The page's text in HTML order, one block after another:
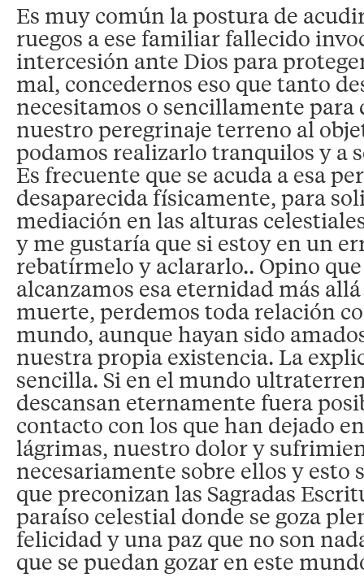
Es muy común la postura de
ruegos a ese familiar fallecido
intercesión ante Dios para
mal, concedernos eso que tanto
necesitamos o sencillamente para
nuestro peregrinaje terreno al
podamos realizarlo tranquilos y a
Es frecuente que se acuda a esa
desaparecida físicamente, para
mediación en las alturas
y me gustaría que si estoy en un
rebatírmelo y aclararlo.. Opino
alcanzamos esa eternidad más
muerte, perdemos toda relación
mundo, aunque hayan sido
nuestra propia existencia. La
sencilla. Si en el mundo
descansan eternamente fuera
contacto con los que han dejado
lágrimas, nuestro dolor y
necesariamente sobre ellos y esto
que preconizan las Sagradas
paraíso celestial donde se goza
felicidad y una paz que no son
que se puedan gozar en este